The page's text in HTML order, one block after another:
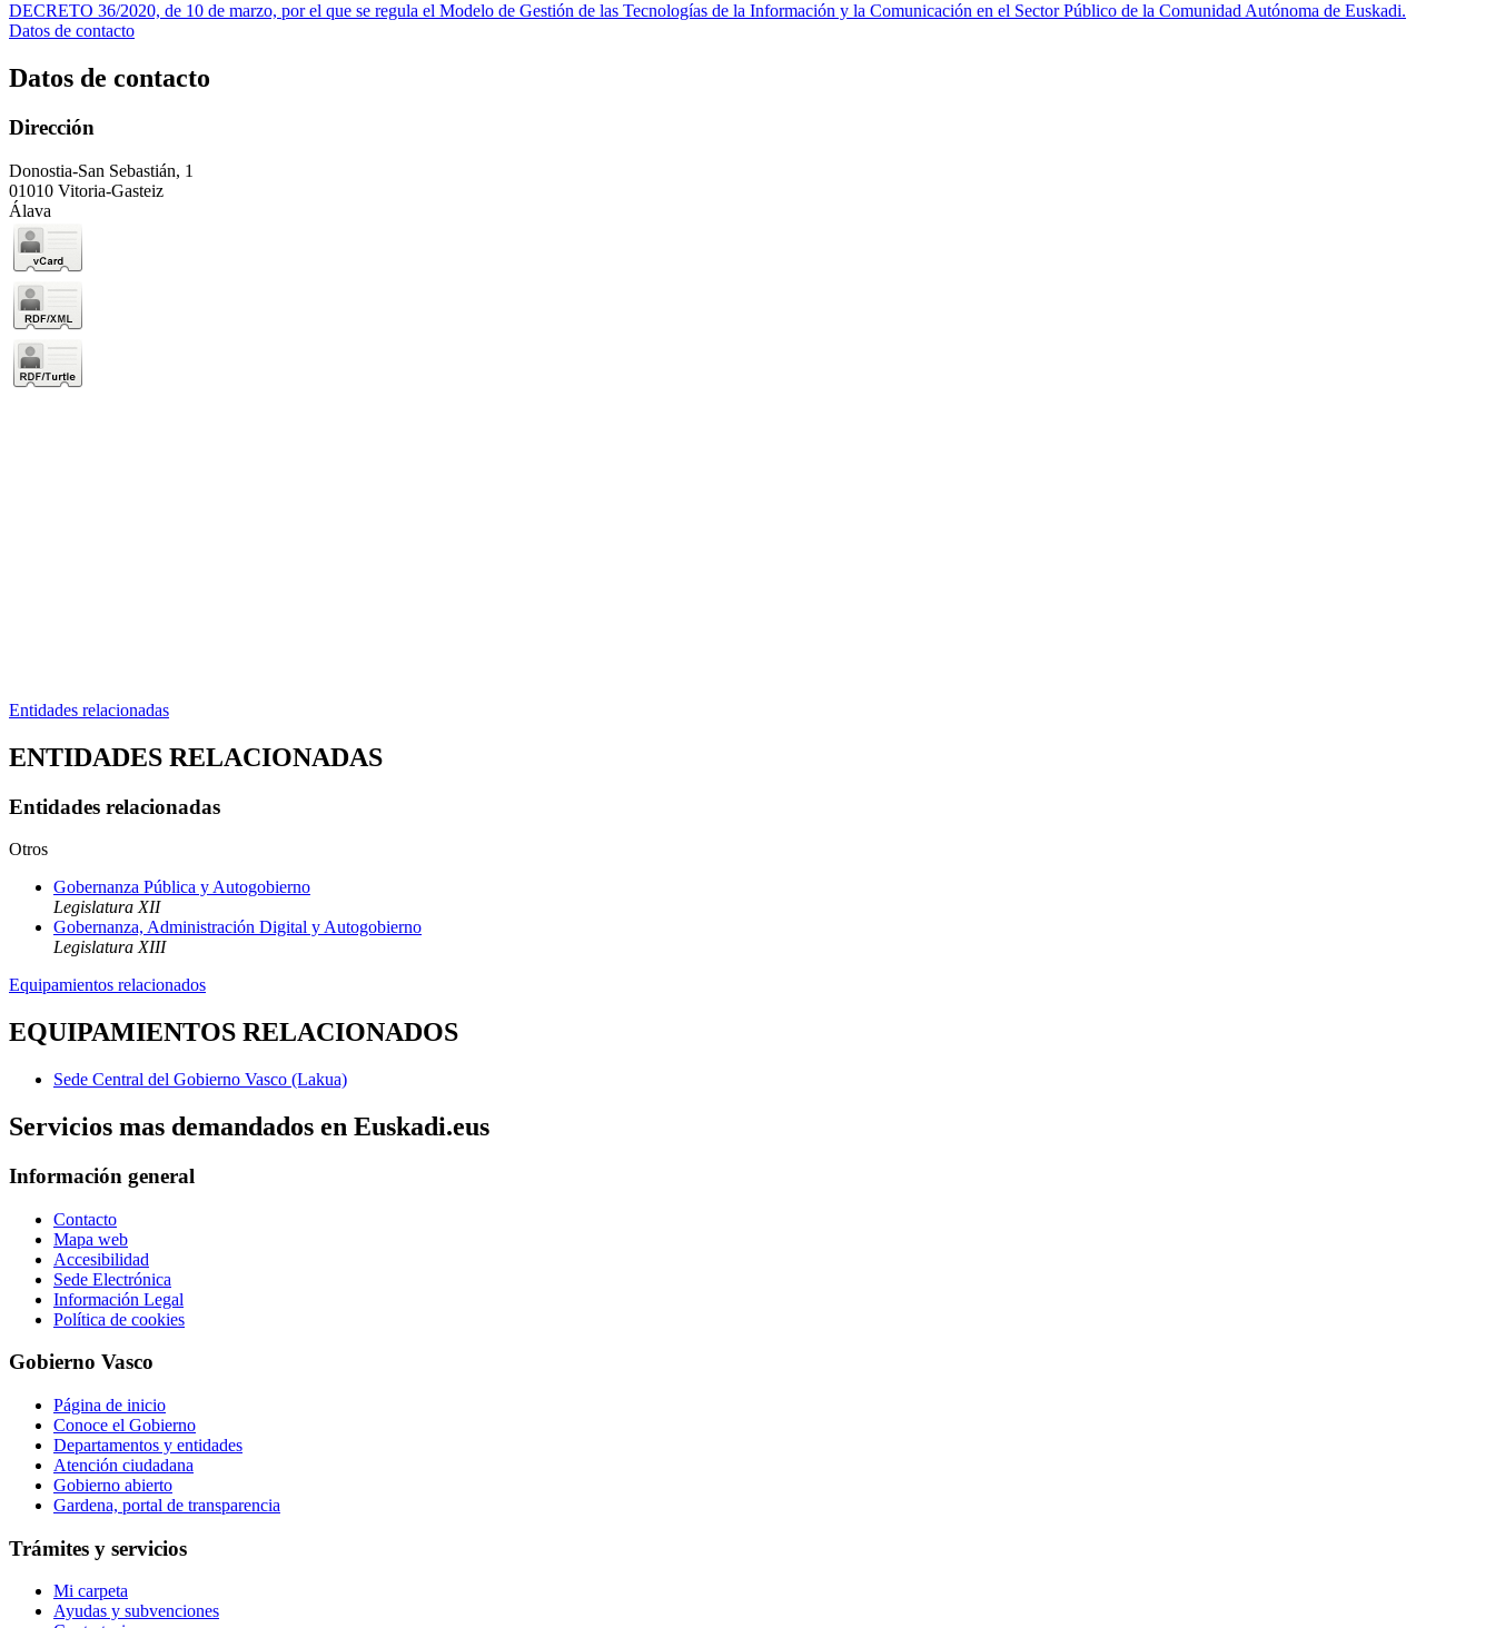
DECRETO 36/2020, de 10 de marzo, por el que se regula el Modelo de Gestión de las Tecnologías de la Información y la Comunicación en el Sector Público de la Comunidad Autónoma de Euskadi.
Datos de contacto
Datos de contacto
Dirección
Donostia-San Sebastián, 1
01010 Vitoria-Gasteiz
Álava
Entidades relacionadas
ENTIDADES RELACIONADAS
Entidades relacionadas
Otros
Gobernanza Pública y Autogobierno
Legislatura XII
Gobernanza, Administración Digital y Autogobierno
Legislatura XIII
Equipamientos relacionados
EQUIPAMIENTOS RELACIONADOS
Sede Central del Gobierno Vasco (Lakua)
Servicios mas demandados en Euskadi.eus
Información general
Contacto
Mapa web
Accesibilidad
Sede Electrónica
Información Legal
Política de cookies
Gobierno Vasco
Página de inicio
Conoce el Gobierno
Departamentos y entidades
Atención ciudadana
Gobierno abierto
Gardena, portal de transparencia
Trámites y servicios
Mi carpeta
Ayudas y subvenciones